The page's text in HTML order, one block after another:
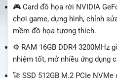
🎮 Card đồ họa rời NVIDIA
chơi game, dựng hình, chỉnh
mềm đồ họa tương thích.
⚙️ RAM 16GB DDR4 3200MHz
nhiệm tốt, mở nhiều ứng dụng
🚀 SSD 512GB M.2 PCIe